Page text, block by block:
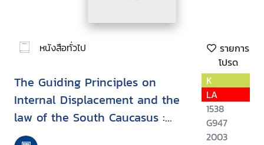
หนังสือทั่วไป
รายการ
โปรด
The Guiding Principles on
Internal Displacement and the
law of the South Caucasus :
Georgia, Armenia, Azerbaijan
K
LA
1538
G947
2003